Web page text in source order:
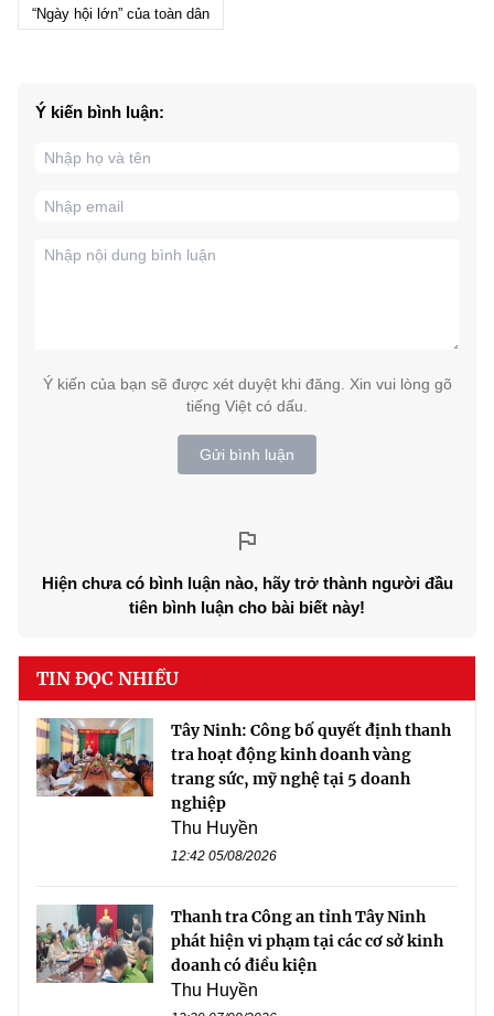
“Ngày hội lớn” của toàn dân
Ý kiến bình luận:
Ý kiến của bạn sẽ được xét duyệt khi đăng. Xin vui lòng gõ
tiếng Việt có dấu.
Gửi bình luận
Hiện chưa có bình luận nào, hãy trở thành người đầu
tiên bình luận cho bài biết này!
TIN ĐỌC NHIỀU
Tây Ninh: Công bố quyết định thanh
tra hoạt động kinh doanh vàng
trang sức, mỹ nghệ tại 5 doanh
nghiệp
Thu Huyền
12:42 05/08/2026
Thanh tra Công an tỉnh Tây Ninh
phát hiện vi phạm tại các cơ sở kinh
doanh có điều kiện
Thu Huyền